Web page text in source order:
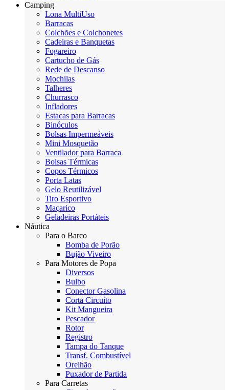
Camping
Lona MultiUso
Barracas
Colchões e Colchonetes
Cadeiras e Banquetas
Fogareiro
Cartucho de Gás
Rede de Descanso
Mochilas
Talheres
Churrasco
Infladores
Estacas para Barracas
Binóculos
Bolsas Impermeáveis
Mini Mosquetão
Ventilador para Barraca
Bolsas Térmicas
Copos Térmicos
Porta Latas
Gelo Reutilizável
Tiro Esportivo
Maçarico
Geladeiras Portáteis
Náutica
Para o Barco
Bomba de Porão
Bujão Viveiro
Para Motores de Popa
Diversos
Bulbo
Conector Gasolina
Corta Circuito
Kit Mangueira
Pescador
Rotor
Registro
Tampa do Tanque
Transf. Combustível
Orelhão
Puxador de Partida
Para Carretas